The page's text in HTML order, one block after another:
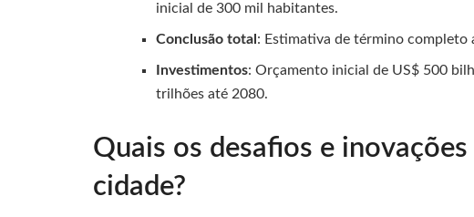
inicial de 300 mil habitantes.
Conclusão total : Estimativa de término completo
Investimentos: Orçamento inicial de US$ 500
trilhões até 2080.
Quais os desafios e
cidade?